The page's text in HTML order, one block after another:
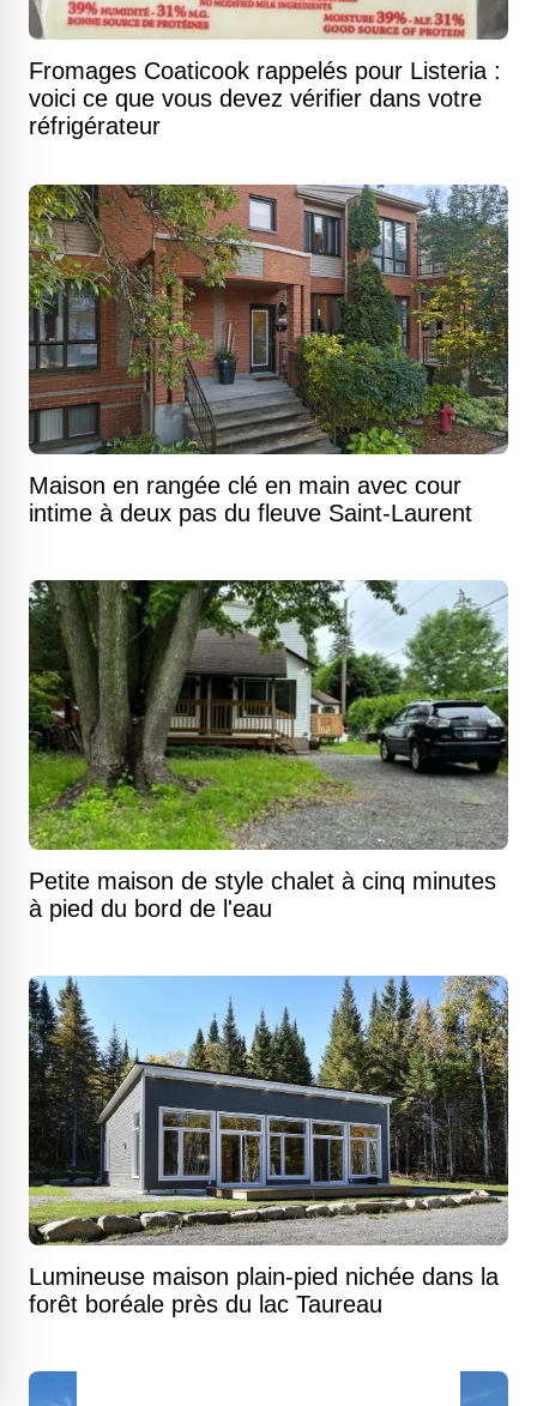
Fromages Coaticook rappelés pour Listeria :
voici ce que vous devez vérifier dans votre
réfrigérateur
Maison en rangée clé en main avec cour
intime à deux pas du fleuve Saint-Laurent
Petite maison de style chalet à cinq minutes
à pied du bord de l'eau
Lumineuse maison plain-pied nichée dans la
forêt boréale près du lac Taureau